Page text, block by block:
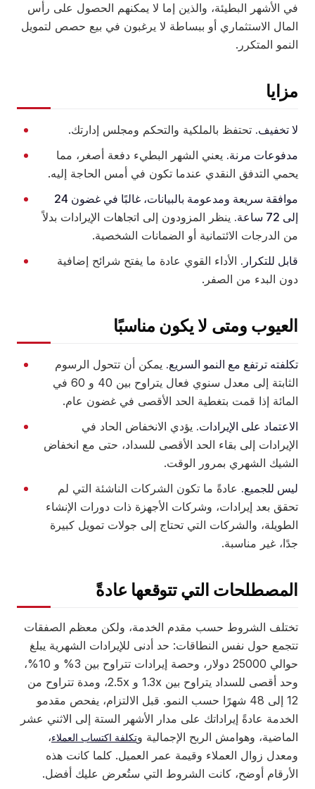
في الأشهر البطيئة، والذين إما لا يمكنهم الحصول على رأس
المال الاستثماري أو ببساطة لا يرغبون في بيع حصص لتمويل
النمو المتكرر.
مزايا
لا تخفيف. تحتفظ بالملكية والتحكم ومجلس إدارتك.
مدفوعات مرنة. يعني الشهر البطيء دفعة أصغر، مما
يحمي التدفق النقدي عندما تكون في أمس الحاجة إليه.
موافقة سريعة ومدعومة بالبيانات، غالبًا في غضون 24
إلى 72 ساعة.
ينظر المزودون إلى اتجاهات الإيرادات بدلاً
من الدرجات الائتمانية أو الضمانات الشخصية.
قابل للتكرار. الأداء القوي عادة ما يفتح شرائح إضافية
دون البدء من الصفر.
العيوب ومتى لا يكون مناسبًا
تكلفته ترتفع مع النمو السريع. يمكن أن تتحول الرسوم
الثابتة إلى معدل سنوي فعال يتراوح بين 40 و 60 في
المائة إذا قمت بتغطية الحد الأقصى في غضون عام.
الاعتماد على الإيرادات. يؤدي الانخفاض الحاد في
الإيرادات إلى بقاء الحد الأقصى للسداد، حتى مع انخفاض
الشيك الشهري بمرور الوقت.
ليس للجميع. عادةً ما تكون الشركات الناشئة التي لم
تحقق بعد إيرادات، وشركات الأجهزة ذات دورات الإنشاء
الطويلة، والشركات التي تحتاج إلى جولات تمويل كبيرة
جدًا، غير مناسبة.
المصطلحات التي تتوقعها عادةً
تختلف الشروط حسب مقدم الخدمة، ولكن معظم الصفقات
تتجمع حول نفس النطاقات: حد أدنى للإيرادات الشهرية يبلغ
حوالي 25000 دولار، وحصة إيرادات تتراوح بين 3% و 10%،
وحد أقصى للسداد يتراوح بين 1.3x و 2.5x، ومدة تتراوح من
12 إلى 48 شهرًا حسب النمو. قبل الالتزام، يفحص مقدمو
الخدمة عادةً إيراداتك على مدار الأشهر الستة إلى الاثني عشر
الماضية، وهوامش الربح الإجمالية وتكلفة اكتساب العملاء،
ومعدل زوال العملاء وقيمة عمر العميل. كلما كانت هذه
الأرقام أوضح، كانت الشروط التي ستُعرض عليك أفضل.